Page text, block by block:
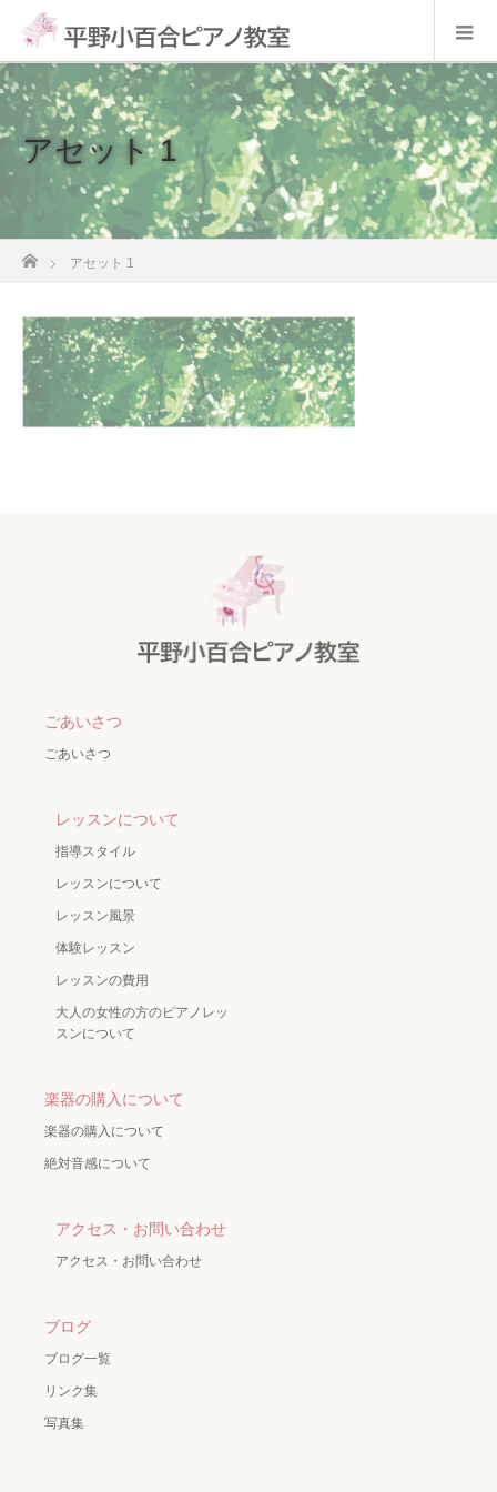
アセット 1
アセット 1
ごあいさつ
ごあいさつ
レッスンについて
指導スタイル
レッスンについて
レッスン風景
体験レッスン
レッスンの費用
大人の女性の方のピアノレッ
スンについて
楽器の購入について
楽器の購入について
絶対音感について
アクセス・お問い合わせ
アクセス・お問い合わせ
ブログ
ブログ一覧
リンク集
写真集